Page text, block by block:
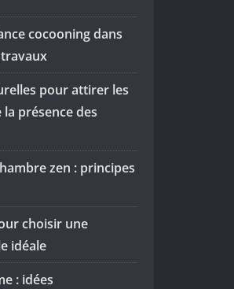
cocooning dans
pour attirer les
présence des
zen : principes
choisir une
idéale
: idées